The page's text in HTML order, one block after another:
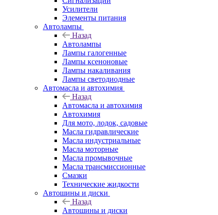
Усилители
Элементы питания
Автолампы
Назад
Автолампы
Лампы галогенные
Лампы ксеноновые
Лампы накаливания
Лампы светодиодные
Автомасла и автохимия
Назад
Автомасла и автохимия
Автохимия
Для мото, лодок, садовые
Масла гидравлические
Масла индустриальные
Масла моторные
Масла промывочные
Масла трансмиссионные
Смазки
Технические жидкости
Автошины и диски
Назад
Автошины и диски